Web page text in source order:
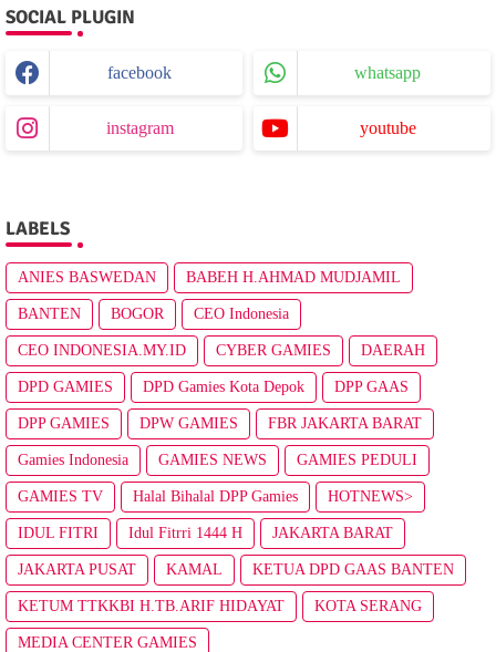
SOCIAL PLUGIN
facebook whatsapp
instagram youtube
LABELS
ANIES BASWEDAN BABEH H.AHMAD MUDJAMIL
BANTEN BOGOR CEO Indonesia
CEO INDONESIA.MY.ID CYBER GAMIES DAERAH
DPD GAMIES DPD Gamies Kota Depok DPP GAAS
DPP GAMIES DPW GAMIES FBR JAKARTA BARAT
Gamies Indonesia GAMIES NEWS GAMIES PEDULI
GAMIES TV Halal Bihalal DPP Gamies HOTNEWS>
IDUL FITRI Idul Fitrri 1444 H JAKARTA BARAT
JAKARTA PUSAT KAMAL KETUA DPD GAAS BANTEN
KETUM TTKKBI H.TB.ARIF HIDAYAT KOTA SERANG
MEDIA CENTER GAMIES